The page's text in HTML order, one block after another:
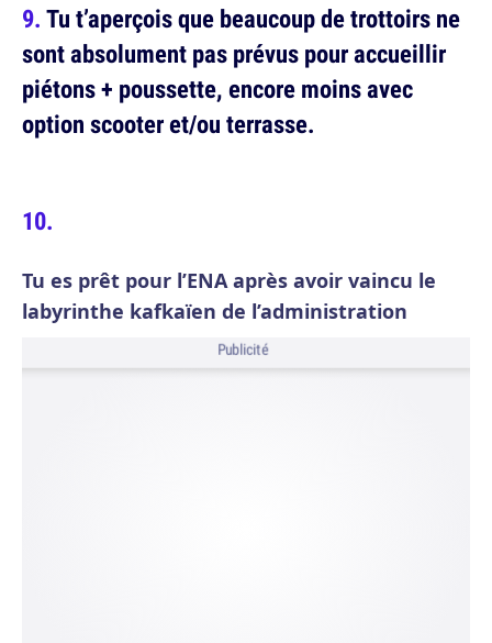
Tu t’aperçois que beaucoup de trottoirs ne
sont absolument pas prévus pour accueillir
piétons + poussette, encore moins avec
option scooter et/ou terrasse.
Tu es prêt pour l’ENA après avoir vaincu le
labyrinthe kafkaïen de l’administration
Publicité